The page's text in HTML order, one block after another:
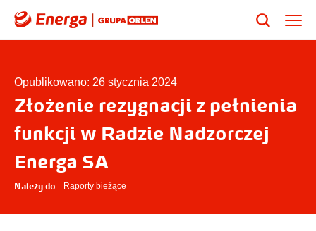
Opublikowano: 26 stycznia 2024
Złożenie rezygnacji z pełnienia
funkcji w Radzie Nadzorczej
Energa SA
Należy do: Raporty bieżące